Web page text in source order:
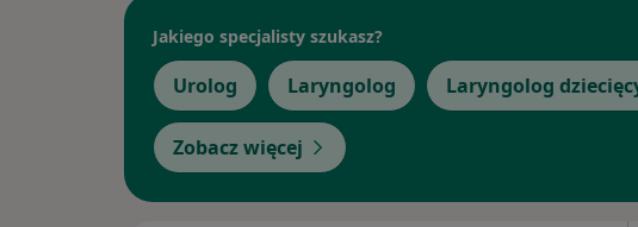
Jakiego specjalisty szukasz?
Urolog Laryngolog Laryngolog
Zobacz więcej